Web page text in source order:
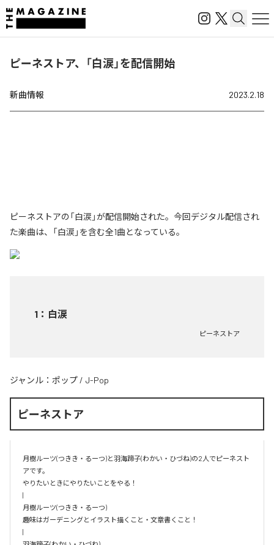
ピーネストア、「白涙」を配信開始
新曲情報 2023.2.18
ピーネストアの「白涙」が配信開始された。今回デジタル配信され
た楽曲は、「白涙」を含む全1曲となっている。
1 ： 白涙
ピーネストア
ジャンル： ポップ / J-Pop
ピーネストア
月樹ルーツ(つきき・るーつ)と羽海蹄子(わかい・ひづね)の2人でピーネスト
アです。
やりたいときにやりたいことをやる！
月樹ルーツ(つきき・るーつ)
趣味はガーデニングとイラスト描くこと・文章書くこと！